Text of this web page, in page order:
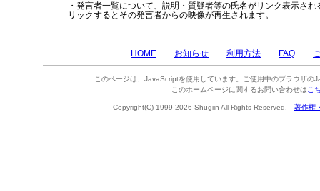
・発言者一覧について、説明・質疑者等の氏名がリンク表示さ
リックするとその発言者からの映像が再生されます。
HOME お知らせ 利用方法 FAQ
このページは、JavaScriptを使用しています。ご使用中のブラウザの
このホームページに関するお問い合わせは こ
Copyright(C) 1999-2026 Shugiin All Rights Reserved. 著作権